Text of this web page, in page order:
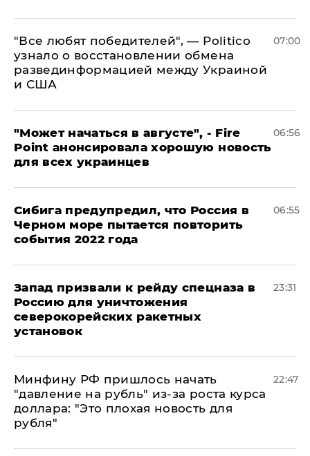
​"Все любят победителей", — Politico
узнало о восстановлении обмена
развединформацией между Украиной
и США
07:00
"Может начаться в августе", - Fire
Point анонсировала хорошую новость
для всех украинцев
06:56
Сибига предупредил, что Россия в
Черном море пытается повторить
события 2022 года
06:55
Запад призвали к рейду спецназа в
Россию для уничтожения
северокорейских ракетных
установок
23:31
Минфину РФ пришлось начать
"давление на рубль" из-за роста курса
доллара: "Это плохая новость для
рубля"
22:47